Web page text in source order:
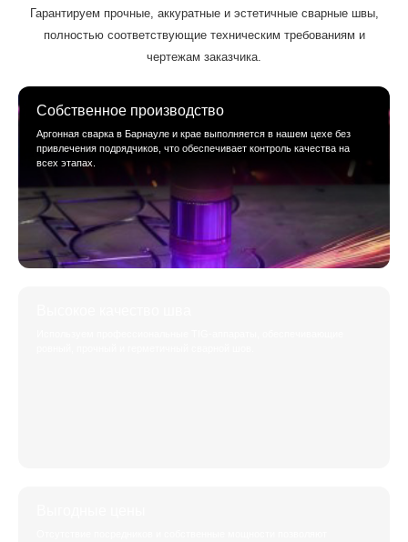
Гарантируем прочные, аккуратные и эстетичные сварные швы,
полностью соответствующие техническим требованиям и
чертежам заказчика.
Собственное производство
Аргонная сварка в Барнауле и крае выполняется в нашем цехе без
привлечения подрядчиков, что обеспечивает контроль качества на
всех этапах.